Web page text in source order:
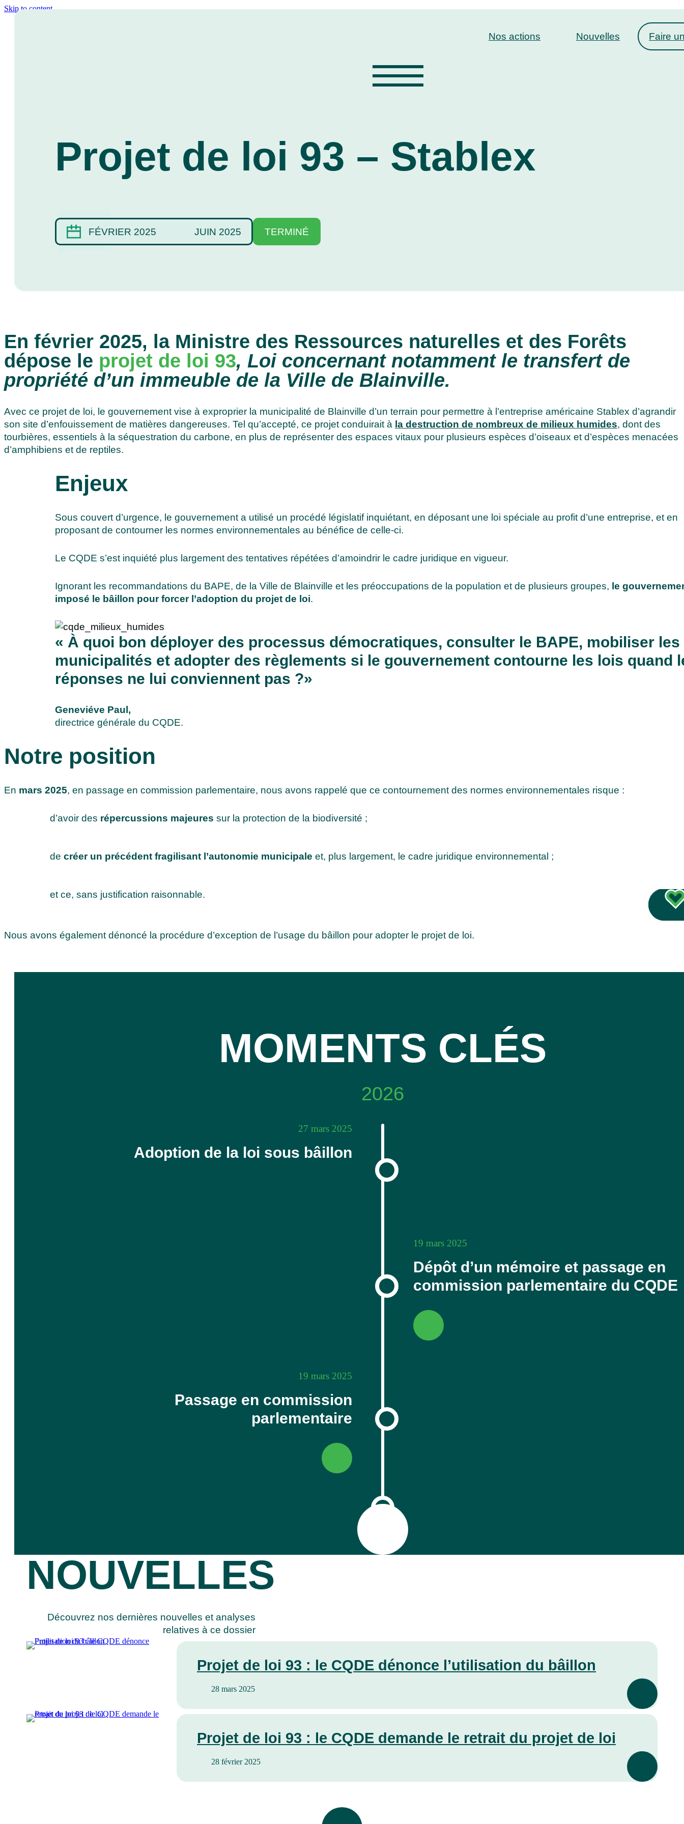
Skip to content
Nos actions Nouvelles Faire
Projet de loi 93 – Stablex
FÉVRIER 2025 JUIN 2025 TERMINÉ
En février 2025, la Ministre des Ressources naturelles et des Forêts
dépose le projet de loi 93, Loi concernant notamment le transfert de
propriété d’un immeuble de la Ville de Blainville.
Avec ce projet de loi, le gouvernement vise à exproprier la municipalité de Blainville d’un terrain pour permettre à l’entreprise américaine Stablex d’agrandir
son site d’enfouissement de matières dangereuses. Tel qu’accepté, ce projet conduirait à la destruction de nombreux de milieux humides, dont des
tourbières, essentiels à la séquestration du carbone, en plus de représenter des espaces vitaux pour plusieurs espèces d’oiseaux et d’espèces menacées
d’amphibiens et de reptiles.
Enjeux
Sous couvert d’urgence, le gouvernement a utilisé un procédé législatif inquiétant, en déposant une loi spéciale au profit d’une entreprise, et en
proposant de contourner les normes environnementales au bénéfice de celle-ci.
Le CQDE s’est inquiété plus largement des tentatives répétées d’amoindrir le cadre juridique en vigueur.
Ignorant les recommandations du BAPE, de la Ville de Blainville et les préoccupations de la population et de plusieurs groupes, le
imposé le bâillon pour forcer l’adoption du projet de loi.
« À quoi bon déployer des processus démocratiques, consulter le BAPE, mobiliser les
municipalités et adopter des règlements si le gouvernement contourne les lois quand
réponses ne lui conviennent pas ?»
Geneviéve Paul,
directrice générale du CQDE.
Notre position
En mars 2025, en passage en commission parlementaire, nous avons rappelé que ce contournement des normes environnementales risque :
d’avoir des répercussions majeures sur la protection de la biodiversité ;
de créer un précédent fragilisant l’autonomie municipale et, plus largement, le cadre juridique environnemental ;
et ce, sans justification raisonnable.
Nous avons également dénoncé la procédure d’exception de l’usage du bâillon pour adopter le projet de loi.
MOMENTS CLÉS
2026
Adoption de la loi sous bâillon
27 mars 2025
Dépôt d’un mémoire et passage en
commission parlementaire du CQDE
19 mars 2025
Passage en commission
parlementaire
19 mars 2025
NOUVELLES
Découvrez nos dernières nouvelles et analyses
relatives à ce dossier
Projet de loi 93 : le CQDE dénonce l’utilisation du bâillon
28 mars 2025
Projet de loi 93 : le CQDE demande le retrait du projet de loi
28 février 2025